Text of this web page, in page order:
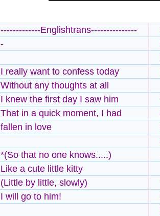
-------------Englishtrans---------------
-
I really want to confess today
Without any thoughts at all
I knew the first day I saw him
That in a quick moment, I had
fallen in love
*(So that no one knows.....)
Like a cute little kitty
(Little by little, slowly)
I will go to him!